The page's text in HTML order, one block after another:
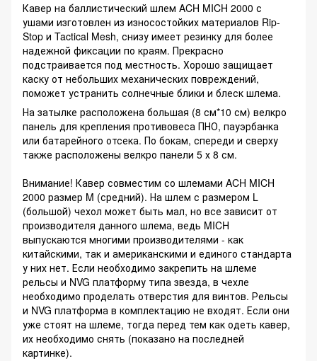
Кавер на баллистический шлем ACH MICH 2000 с
ушами изготовлен из износостойких материалов Rip-
Stop и Tactical Mesh, снизу имеет резинку для более
надежной фиксации по краям. Прекрасно
подстраивается под местность. Хорошо защищает
каску от небольших механических повреждений,
поможет устранить солнечные блики и блеск шлема.
На затылке расположена большая (8 см*10 см) велкро
панель для крепления противовеса ПНО, пауэрбанка
или батарейного отсека. По бокам, спереди и сверху
также расположены велкро панели 5 х 8 см.
Внимание! Кавер совместим со шлемами ACH MICH
2000 размер M (средний). На шлем с размером L
(большой) чехол может быть мал, но все зависит от
производителя данного шлема, ведь MICH
выпускаются многими производителями - как
китайскими, так и американскими и единого стандарта
у них нет. Если необходимо закрепить на шлеме
рельсы и NVG платформу типа звезда, в чехле
необходимо проделать отверстия для винтов. Рельсы
и NVG платформа в комплектацию не входят. Если они
уже стоят на шлеме, тогда перед тем как одеть кавер,
их необходимо снять (показано на последней
картинке).